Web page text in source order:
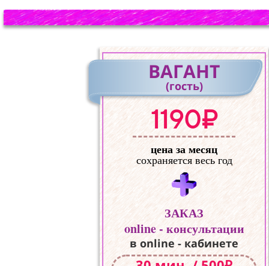
ВАГАНТ
(гость)
1190₽
цена за месяц
сохраняется весь год
ЗАКАЗ
online - консультации
в online - кабинете